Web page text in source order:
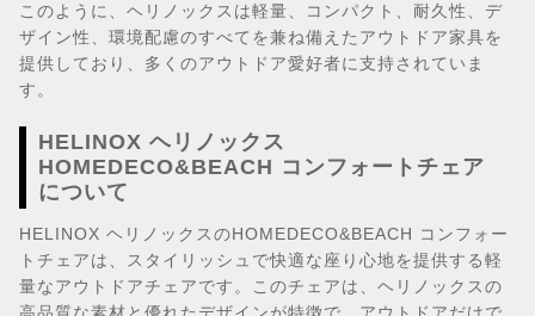
このように、ヘリノックスは軽量、コンパクト、耐久性、デ
ザイン性、環境配慮のすべてを兼ね備えたアウトドア家具を
提供しており、多くのアウトドア愛好者に支持されていま
す。
HELINOX ヘリノックス
HOMEDECO&BEACH コンフォートチェア
について
HELINOX ヘリノックスのHOMEDECO&BEACH コンフォー
トチェアは、スタイリッシュで快適な座り心地を提供する軽
量なアウトドアチェアです。このチェアは、ヘリノックスの